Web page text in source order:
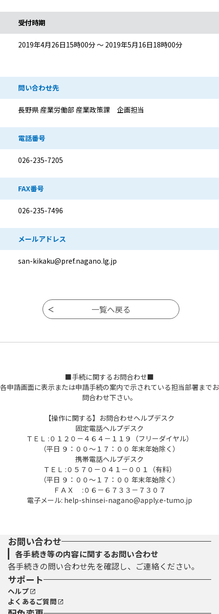
受付時期
2019年4月26日15時00分 ～ 2019年5月16日18時00分
問い合わせ先
長野県 産業労働部 産業政策課 企画担当
電話番号
026-235-7205
FAX番号
026-235-7496
メールアドレス
san-kikaku@pref.nagano.lg.jp
■手続に関するお問合わせ■
各申請画面に表示または申請手続の案内で示されている担当部署までお
問合わせ下さい。
【操作に関する】お問合わせヘルプデスク
固定電話ヘルプデスク
ＴＥＬ :０１２０－４６４－１１９（フリーダイヤル）
（平日 ９：００～１７：００ 年末年始除く）
携帯電話ヘルプデスク
ＴＥＬ :０５７０－０４１－００１（有料）
（平日 ９：００～１７：００ 年末年始除く）
ＦＡＸ :０６－６７３３－７３０７
電子メール: help-shinsei-nagano@apply.e-tumo.jp
お問い合わせ
各手続き等の内容に関するお問い合わせ
各手続きの問い合わせ先を確認し、ご連絡ください。
サポート
ヘルプ
よくあるご質問